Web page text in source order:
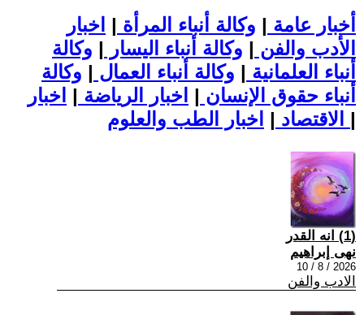
أخبار عامة | وكالة أنباء المرأة | اخبار
الأدب والفن | وكالة أنباء اليسار | وكالة
أنباء العلمانية | وكالة أنباء العمال | وكالة
أنباء حقوق الإنسان | اخبار الرياضة | اخبار
الاقتصاد | |
(1) انه القدر
نهى إبراهيم
2026 / 8 / 10
الادب والفن